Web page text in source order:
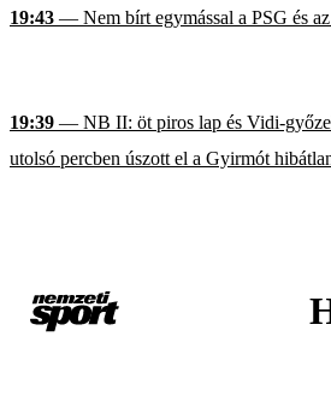
19:43 — Nem bírt egymással a PSG és
19:39 — NB II: öt piros lap és Vidi-
utolsó percben úszott el a Gyirmót